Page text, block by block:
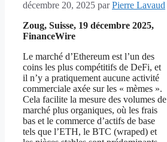
décembre 20, 2025 parPierre Lavaud
Zoug, Suisse, 19 décembre 2025,
FinanceWire
Le marché d’Ethereum est l’un des
coins les plus compétitifs de DeFi, et
il n’y a pratiquement aucune activité
commerciale axée sur les « mèmes ».
Cela facilite la mesure des volumes de
marché plus organiques, où les frais
bas et le commerce d’actifs de base
tels que l’ETH, le BTC (wraped) et